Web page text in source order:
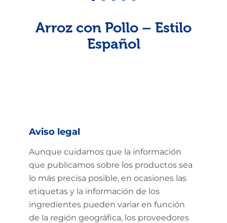
Arroz con Pollo – Estilo
Español
Aviso legal
Aunque cuidamos que la información
que publicamos sobre los productos sea
lo más precisa posible, en ocasiones las
etiquetas y la información de los
ingredientes pueden variar en función
de la región geográfica, los proveedores